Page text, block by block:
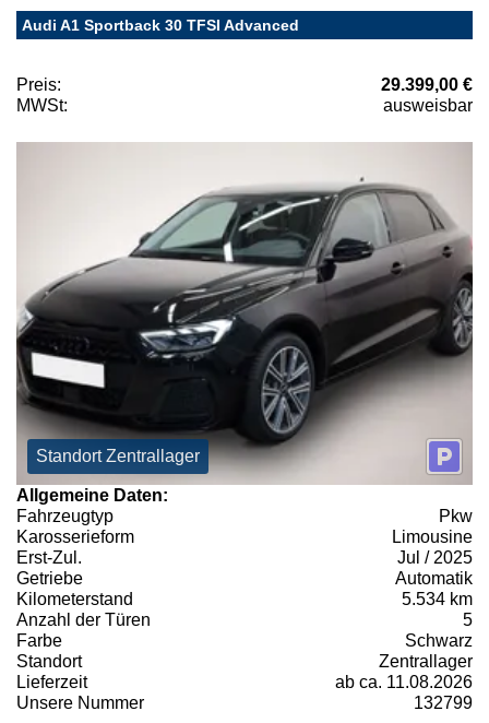
Audi A1 Sportback 30 TFSI Advanced
Preis:
29.399,00 €
MWSt:
ausweisbar
Standort Zentrallager
Allgemeine Daten:
Fahrzeugtyp
Pkw
Karosserieform
Limousine
Erst-Zul.
Jul / 2025
Getriebe
Automatik
Kilometerstand
5.534 km
Anzahl der Türen
5
Farbe
Schwarz
Standort
Zentrallager
Lieferzeit
ab ca. 11.08.2026
Unsere Nummer
132799